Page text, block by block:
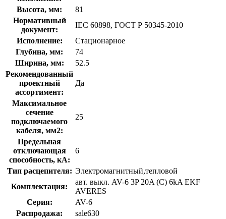
Высота, мм:
81
Нормативный
документ:
IEC 60898, ГОСТ Р 50345-2010
Исполнение:
Стационарное
Глубина, мм:
74
Ширина, мм:
52.5
Рекомендованный
проектный
ассортимент:
Да
Максимальное
сечение
подключаемого
кабеля, мм2:
25
Предельная
отключающая
способность, кA:
6
Тип расцепителя: Электромагнитный,тепловой
Комплектация:
авт. выкл. AV-6 3P 20A (C) 6kA EKF
AVERES
Серия:
AV-6
Распродажа:
sale630